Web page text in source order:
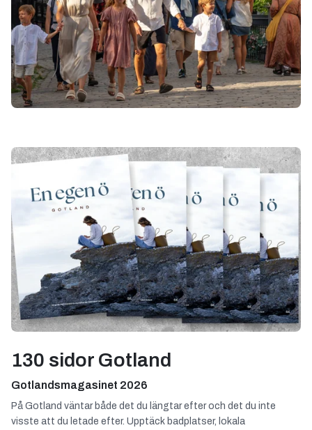
130 sidor Gotland
Gotlandsmagasinet 2026
På Gotland väntar både det du längtar efter och det du inte
visste att du letade efter. Upptäck badplatser, lokala